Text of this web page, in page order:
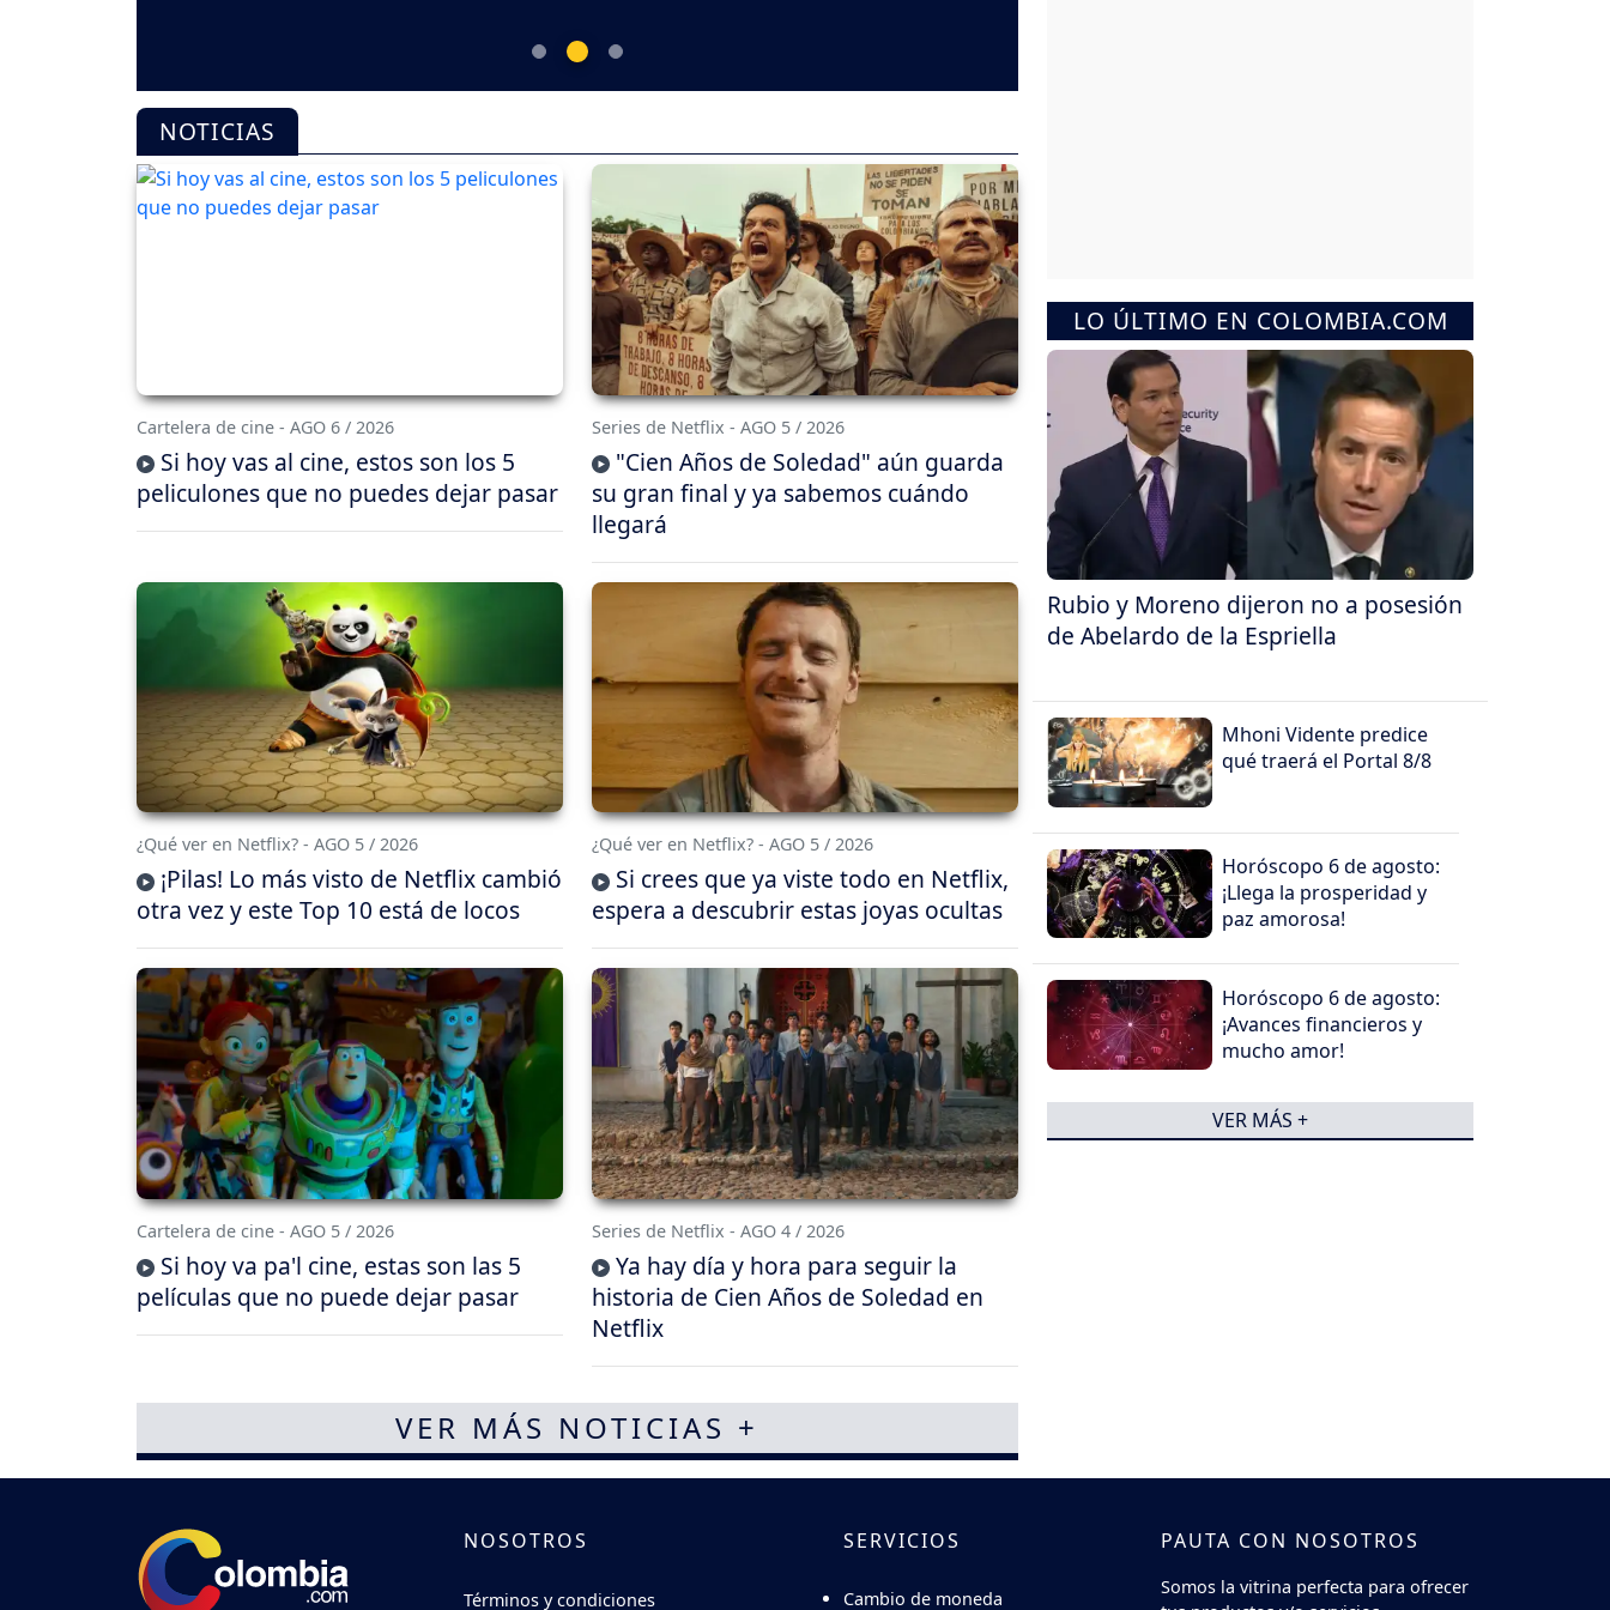
NOTICIAS
Cartelera de cine - AGO 6 / 2026
Si hoy vas al cine, estos son los 5
peliculones que no puedes dejar pasar
Series de Netflix - AGO 5 / 2026
"Cien Años de Soledad" aún guarda
su gran final y ya sabemos cuándo
llegará
¿Qué ver en Netflix? - AGO 5 / 2026
¡Pilas! Lo más visto de Netflix cambió
otra vez y este Top 10 está de locos
¿Qué ver en Netflix? - AGO 5 / 2026
Si crees que ya viste todo en Netflix,
espera a descubrir estas joyas ocultas
Cartelera de cine - AGO 5 / 2026
Si hoy va pa'l cine, estas son las 5
películas que no puede dejar pasar
Series de Netflix - AGO 4 / 2026
Ya hay día y hora para seguir la
historia de Cien Años de Soledad en
Netflix
VER MÁS NOTICIAS +
LO ÚLTIMO EN COLOMBIA.COM
Rubio y Moreno dijeron no a posesión
de Abelardo de la Espriella
Mhoni Vidente predice
qué traerá el Portal 8/8
Horóscopo 6 de agosto:
¡Llega la prosperidad y
paz amorosa!
Horóscopo 6 de agosto:
¡Avances financieros y
mucho amor!
VER MÁS +
NOSOTROS
Términos y condiciones
SERVICIOS
Cambio de moneda
PAUTA CON NOSOTROS
Somos la vitrina perfecta para ofrecer